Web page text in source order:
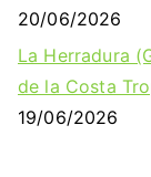
20/06/2026
La Herradura
de la Costa
19/06/2026